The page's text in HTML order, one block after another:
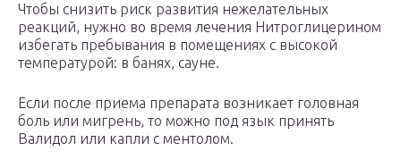
Чтобы снизить риск развития нежелательных
реакций, нужно во время лечения Нитроглицерином
избегать пребывания в помещениях с высокой
температурой: в банях, сауне.
Если после приема препарата возникает головная
боль или мигрень, то можно под язык принять
Валидол или капли с ментолом.